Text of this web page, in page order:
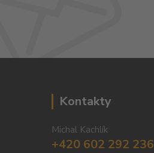
Kontakty
Michal Kachlík
+420 602 292 236